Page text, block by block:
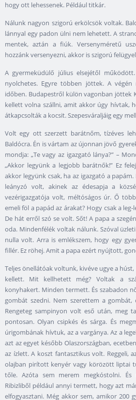
hogy ott lehessenek. Például titkár.
Nálunk nagyon szigorú erkölcsök voltak.
lánnyal egy padon ülni nem lehetett. A
mentek, aztán a fiúk. Versenyméretű
hozzánk versenyezni, akkor is szigorú
A gyermeküdülő július elsejétől
nyolchetes. Egyre többen jöttek. A
időben. Budapestről külön vagonban jöttek
kellett volna szállni, amit akkor úgy hívtak,
átkapcsolták a kocsit. Szepesváraljáig egy
Volt egy ott szerzett barátnőm, tízéves
Baldócra. Én is vártam az újonnan jövő
mondja: „Te vagy az igazgató lánya?” –
„Akkor legyünk a legjobb barátnők!” Ez
akkor legyünk csak, ha az igazgató a
leányzó volt, akinek az édesapja a
vezérigazgatója volt, méltóságos úr. Ő
emeli föl a papád az árakat? Hogy csak a
De hát erről szó se volt. Sőt! A papa a
oda. Mindenfélék voltak nálunk. Szóval
nulla volt. Arra is emlékszem, hogy egy
fillér. Ez röhej. Amit a papa ezért nyújtott,
Teljes önellátóak voltunk, kivéve ugye a
kellett. Mit kellhetett még? Voltak a
konyhakert. Minden termett. És szabadon
gombát szedni. Nem szerettem a gombát,
Rengeteg sampinyon volt eső után, meg
pontosan. Olyan csipkés és sárga. És
úrigombának hívtuk, az a vargánya. Az a
azt az egyet később Olaszországban,
az ízlett. A koszt fantasztikus volt. Reggeli,
olajban pirított kenyér vagy körözött liptai
tőle. Azóta sem merem megkóstolni. És
Ribizliből például annyi termett, hogy azt
elfogyasztani. Még akkor sem, amikor 200